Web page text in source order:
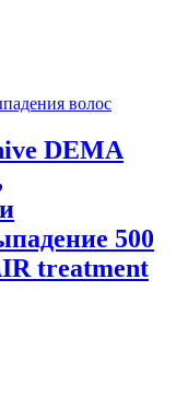
волос
DEMA
500
treatment